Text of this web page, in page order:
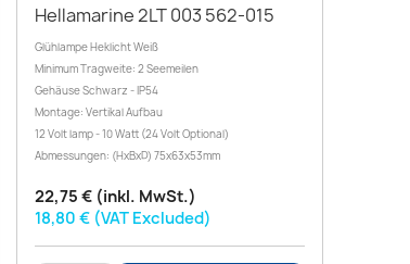
Hellamarine 2LT 003 562-015
Glühlampe Heklicht Weiß
Minimum Tragweite: 2 Seemeilen
Gehäuse Schwarz - IP54
Montage: Vertikal Aufbau
12 Volt lamp - 10 Watt (24 Volt Optional)
Abmessungen: (HxBxD) 75x63x53mm
22,75 € (inkl. MwSt.)
18,80 € (VAT Excluded)